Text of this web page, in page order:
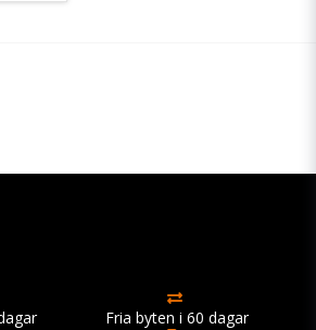
Fria byten i 60 dagar